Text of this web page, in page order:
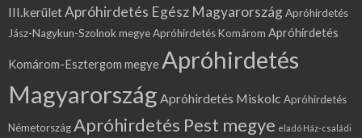
III.kerületApróhirdetés Egész MagyarországApróhirdetés
Jász-Nagykun-Szolnok megyeApróhirdetés Komárom Apróhirdetés
Komárom-Esztergom megyeApróhirdetés
Magyarország Apróhirdetés Miskolc Apróhirdetés
NémetországApróhirdetés Pest megye eladó Ház-családi